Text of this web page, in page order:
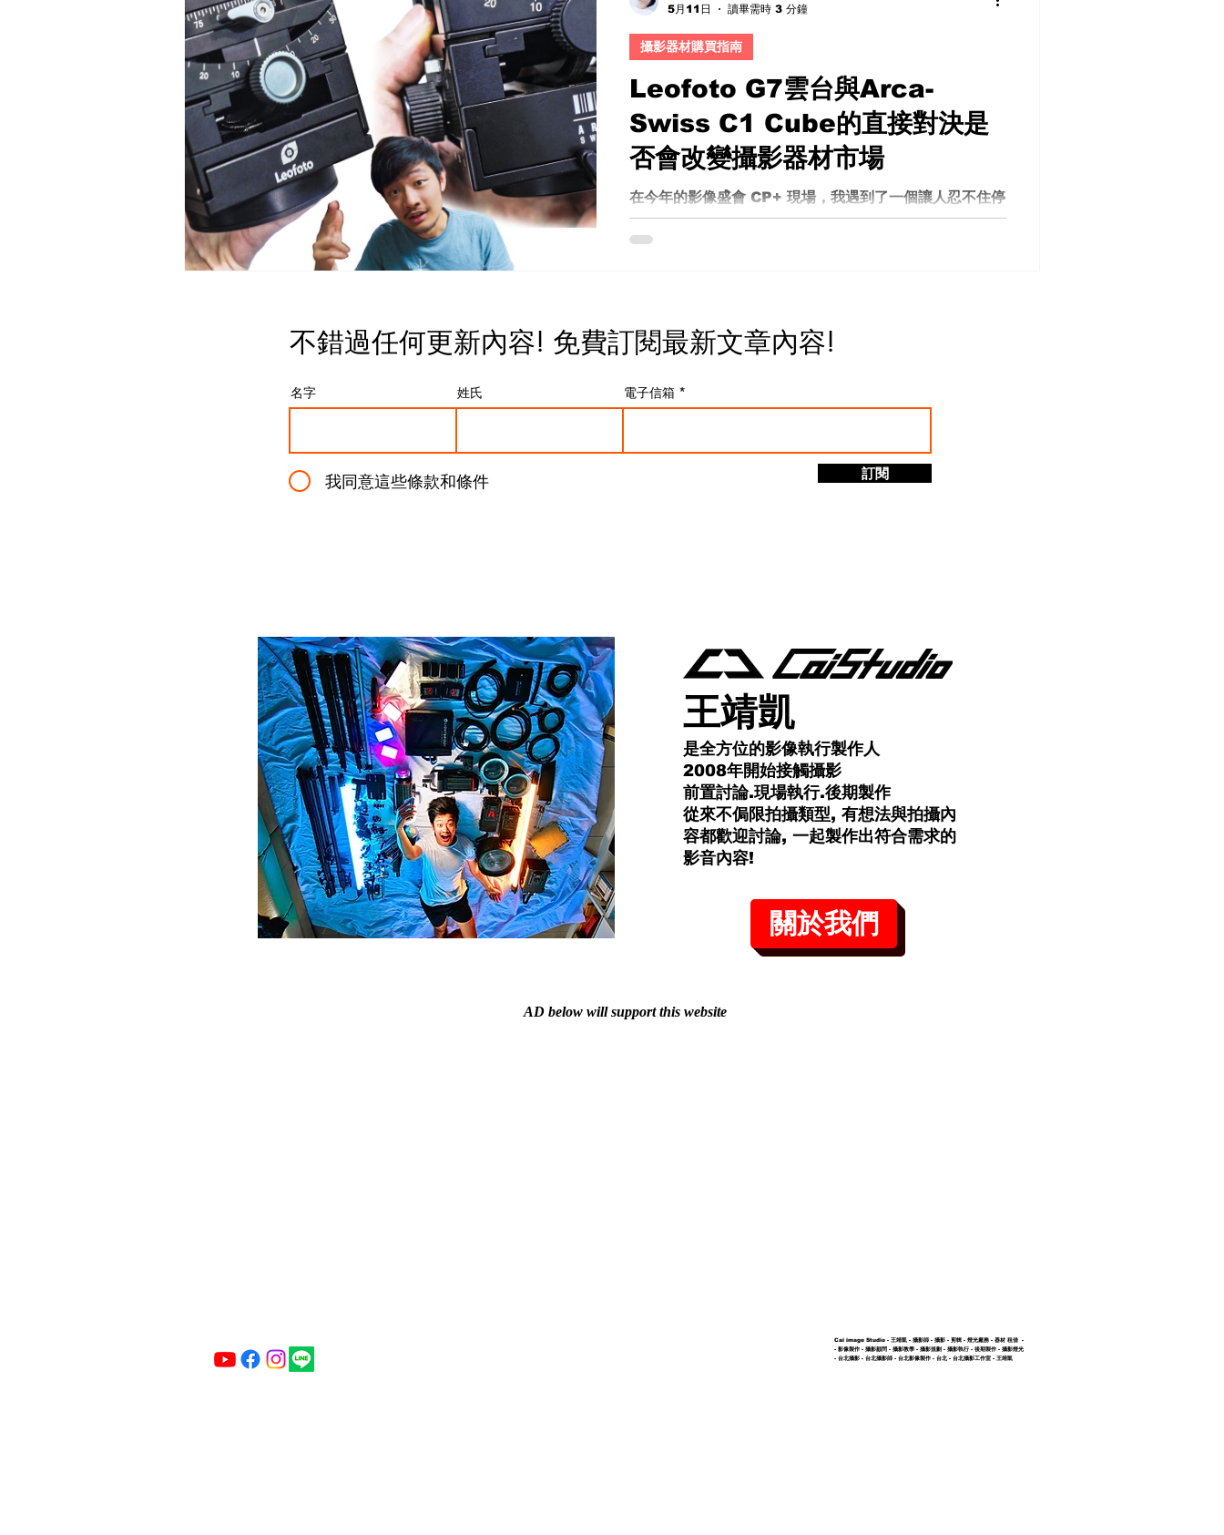
哪？升級有意義嗎？還是只是市場分級？ Sekonic
C800 vs C7000 C800 vs C7000：硬體一樣，靈魂不
同 我直接詢問現場人員，得到一個非常關鍵的答案： 👉
Sekonic C800 C7000 在硬體上幾乎是相同的。👉 真
正的差異，在於「軟體與韌體」。 這意味著什麼？
C7000 並不是一台「更強的硬體」，而是被設計成更偏向
工業用途的版本。它的軟體邏輯與數據輸出，更貼近實驗
室、製造業、色彩品管等環境。 換句話說，如果你是： 電
👉 C800 已經給你全部你需要的功能。 它的光譜分析、
Leofoto G7雲台與Arca-
Swiss C1 Cube的直接對決是
否會改變攝影器材市場
在今年的影像盛會 CP+ 現場，我遇到了一個讓人忍不住停
下腳步、反覆把玩、甚至開始重新思考腳架系統可能性的
產品——來自 Leofoto 的全新原型雲台：G7。 這不是一
奇級的 Arca-Swiss C1 Cube ——那顆被無數商業攝影
師、建築攝影師視為夢幻工具的齒輪雲台。 C1 之所以封
結構強度，以及極致精密的齒輪控制手感。 而 G7 的出
體操作邏輯——G7 幾乎完全站在 C1 的影子之中。但這並
攝影器材購買指南
5月11日
讀畢需時 3 分鐘
不錯過任何更新內容! 免費訂閱最新文章內容!
名字 姓氏 電子信箱
我同意這些條款和條件 訂閱
王靖凱
是全方位的影像執行製作人
2008年開始接觸攝影
前置討論.現場執行.後期製作
從來不侷限拍攝類型, 有想法與拍攝內
容都歡迎討論, 一起製作出符合需求的
影音內容!​
關於我們
AD below will support this website
Cai image Studio - 王靖凱 - 攝影師 - 攝影 - 剪輯 - 燈光廠務 - 器材 租借 -
- 影像製作 - 攝影顧問 - 攝影教學 - 攝影規劃 - 攝影執行 - 後期製作 - 攝影燈光
- 台北攝影 - 台北攝影師 - 台北影像製作 - 台北 - 台北攝影工作室 - 王靖凱